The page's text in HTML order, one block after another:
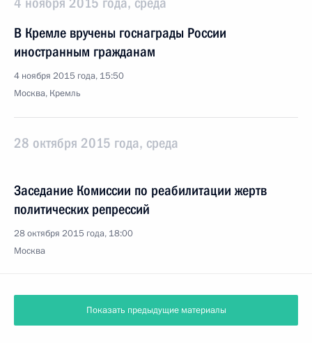
В Кремле вручены госнаграды России
иностранным гражданам
4 ноября 2015 года, 15:50
Москва, Кремль
28 октября 2015 года, среда
Заседание Комиссии по реабилитации жертв
политических репрессий
28 октября 2015 года, 18:00
Москва
Показать предыдущие материалы